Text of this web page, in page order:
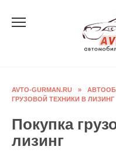
AVTO-GURMAN.RU »
ГРУЗОВОЙ ТЕХНИКИ В ЛИЗИНГ
Покупка
лизинг